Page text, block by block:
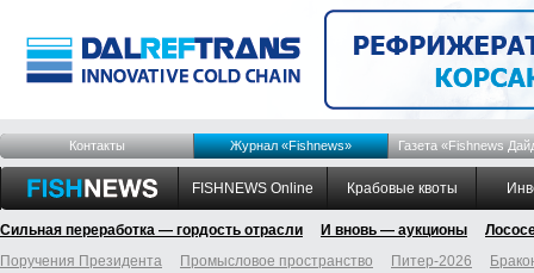
Контакты Журнал «Fishnews» Газета «Fishnews
FISHNEWS Online Крабовые квоты
Сильная переработка — гордость отрасли И вновь — аукционы
Поручения Президента
Промысловое пространство Питер-2026